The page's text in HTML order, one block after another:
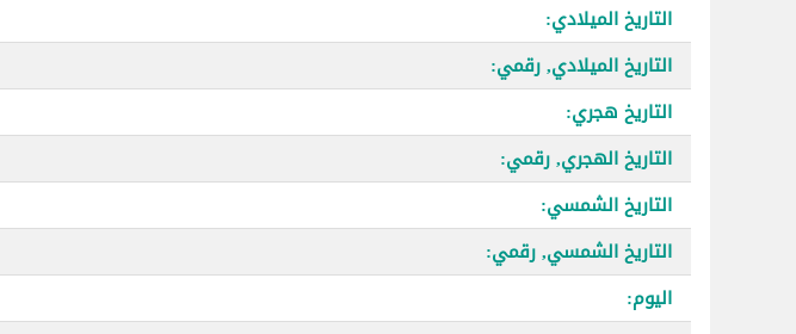
التاريخ الميلادي:
التاريخ الميلادي, رقمي:
التاريخ هجري:
التاريخ الهجري, رقمي:
التاريخ الشمسي:
التاريخ الشمسي, رقمي:
اليوم: